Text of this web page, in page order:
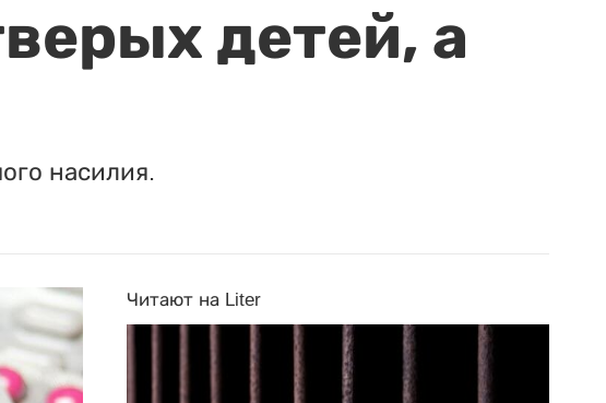
детей, а
насилия.
Читают на Liter